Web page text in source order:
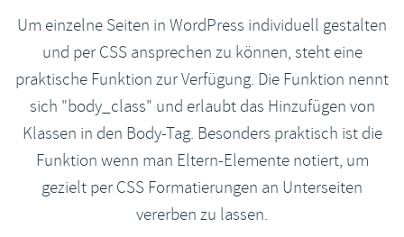
Um einzelne Seiten in WordPress individuell gestalten
und per CSS ansprechen zu können, steht eine
praktische Funktion zur Verfügung. Die Funktion nennt
sich "body_class" und erlaubt das Hinzufügen von
Klassen in den Body-Tag. Besonders praktisch ist die
Funktion wenn man Eltern-Elemente notiert, um
gezielt per CSS Formatierungen an Unterseiten
vererben zu lassen.